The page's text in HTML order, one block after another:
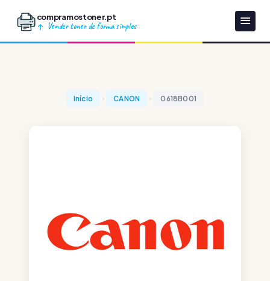
compramostoner.pt
Vender toner de forma simples
Início CANON 0618B001